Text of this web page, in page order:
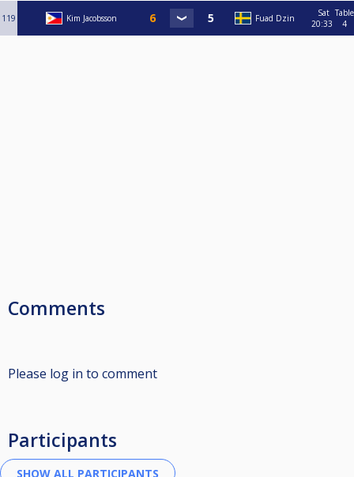
119 Kim Jacobsson Fuad Dzin
Sat
20:33
Table
4
Comments
Please log in to comment
Participants